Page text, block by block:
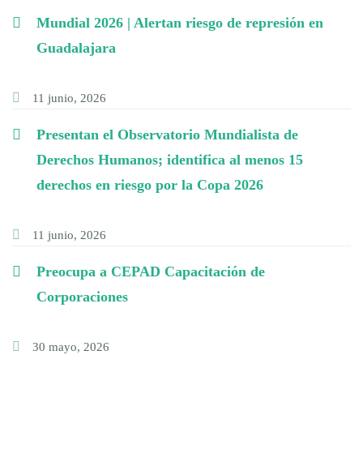
Mundial 2026 | Alertan riesgo de represión en
Guadalajara
11 junio, 2026
Presentan el Observatorio Mundialista de
Derechos Humanos; identifica al menos 15
derechos en riesgo por la Copa 2026
11 junio, 2026
Preocupa a CEPAD Capacitación de
Corporaciones
30 mayo, 2026